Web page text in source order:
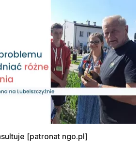
[patronat ngo.pl]